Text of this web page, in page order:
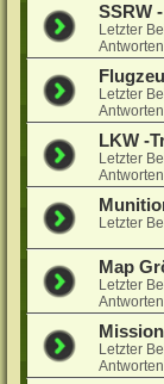
SSRW
Letzter
Letzter
LKW -
Letzter
Letzter
Map
Letzter
Letzter